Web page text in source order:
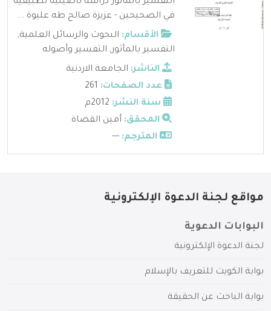
في الصحيحين - عزيزة صالح طه عليوة ...
الأقسام: البحوث والرسائل العلمية,
التفسير بالمأثور, التفسير وأصوله
الناشر: الجامعة الاردنية
عدد الصفحات:
سنة النشر:
المحقق: أمين القضاة
المترجم: ---
مواقع لجنة الدعوة الإلكترونية
البوابات الدعوية
لجنة الدعوة الإلكترونية
بوابة الكويت للتعريف بالإسلام
بوابة الباحث عن الحقيقة